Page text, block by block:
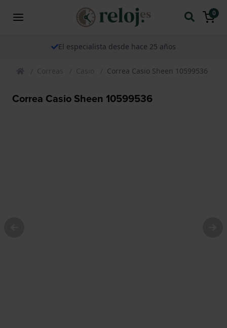
0
El especialista desde hace 25 años
Correas Casio Correa Casio Sheen 10599536
Correa Casio Sheen 10599536